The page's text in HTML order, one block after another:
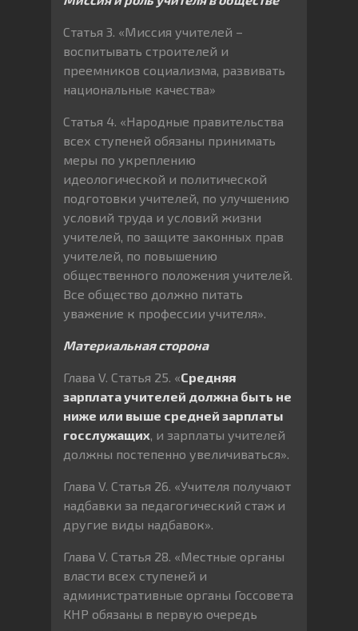
Статья 3. «Миссия учителей –
воспитывать строителей и
преемников социализма, развивать
национальные качества»
Статья 4. «Народные правительства
всех ступеней обязаны принимать
меры по укреплению
идеологической и политической
подготовки учителей, по улучшению
условий труда и условий жизни
учителей, по защите законных прав
учителей, по повышению
общественного положения учителей.
Все общество должно питать
уважение к профессии учителя».
Материальная сторона
Глава V. Статья 25. «Средняя
зарплата учителей должна быть не
ниже или выше средней зарплаты
госслужащих, и зарплаты учителей
должны постепенно увеличиваться».
Глава V. Статья 26. «Учителя получают
надбавки за педагогический стаж и
другие виды надбавок».
Глава V. Статья 28. «Местные органы
власти всех ступеней и
административные органы Госсовета
КНР обязаны в первую очередь